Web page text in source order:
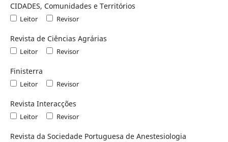
CIDADES, Comunidades e Territórios
Leitor Revisor
Revista de Ciências Agrárias
Leitor Revisor
Finisterra
Leitor Revisor
Revista Interacções
Leitor Revisor
Revista da Sociedade Portuguesa de Anestesiologia